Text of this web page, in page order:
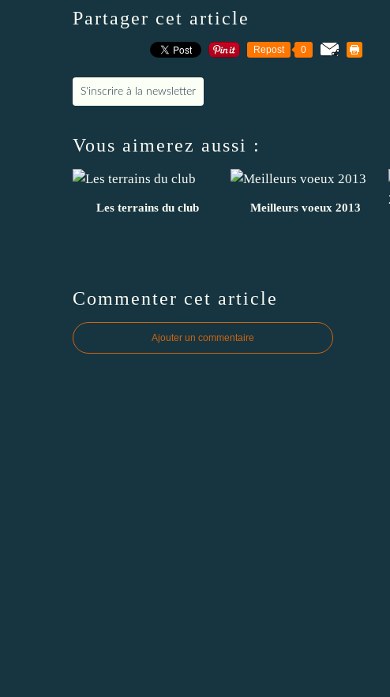
Partager cet article
Repost 0
S'inscrire à la newsletter
Vous aimerez aussi :
Les terrains du club
Meilleurs voeux 2013
Commenter cet article
Ajouter un commentaire